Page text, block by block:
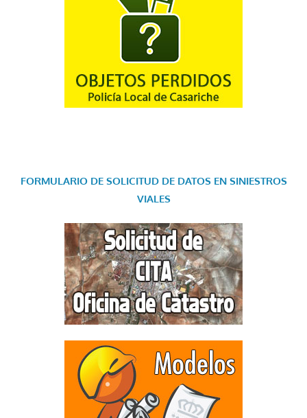
FORMULARIO DE SOLICITUD DE DATOS EN SINIESTROS
VIALES